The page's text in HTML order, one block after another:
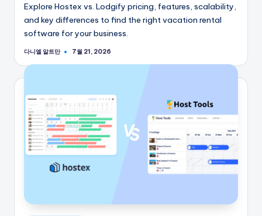
Explore Hostex vs. Lodgify pricing, features, scalability,
and key differences to find the right vacation rental
software for your business.
게
자
다니엘 알트만 7월 21, 2026